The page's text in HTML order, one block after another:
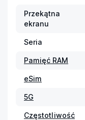
Przekątna
ekranu
Seria
Pamięć RAM
eSim
5G
Częstotliwość